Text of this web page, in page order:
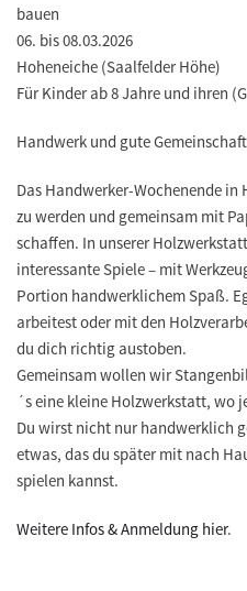
bauen
06. bis 08.03.2026
Hoheneiche (Saalfelder Höhe)
Für Kinder ab 8 Jahre und ihren
Handwerk und gute
Das Handwerker-Wochenende
zu werden und gemeinsam mit
schaffen. In unserer
interessante Spiele – mit
Portion handwerklichem Spaß.
arbeitest oder mit den
du dich richtig austoben.
Gemeinsam wollen wir
´s eine kleine Holzwerkstatt, wo
Du wirst nicht nur handwerklich
etwas, das du später mit nach
spielen kannst.
Weitere Infos & Anmeldung hier.